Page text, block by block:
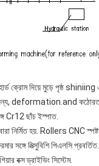
ক্রোম দিয়ে মুড়ে পৃষ্ঠ shiniing
deformation.and কঠোরতা
Cr12 ছাঁচ ইস্পাত.
নির্মিত হয়. Rollers CNC
সঙ্গে মিত্সুবিশি পিএলসি প্রবর্তিত.
বক্স ড্রাইভিং সিস্টেম.